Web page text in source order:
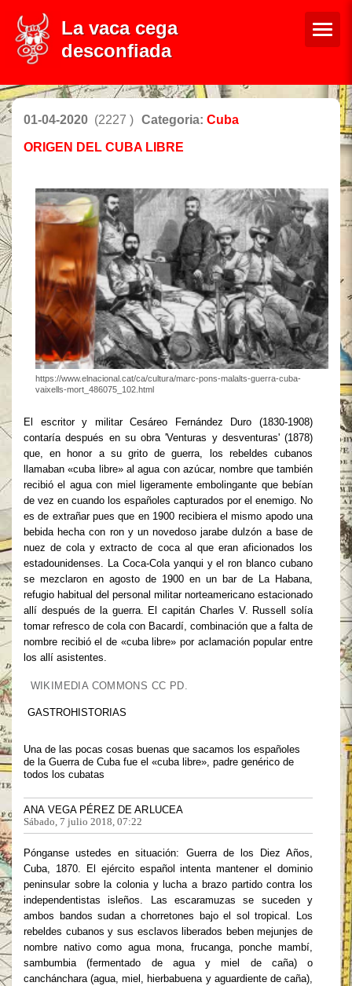
La vaca cega
desconfiada
01-04-2020 (2227 ) Categoria: Cuba
ORIGEN DEL CUBA LIBRE
https://www.elnacional.cat/ca/cultura/marc-pons-malalts-guerra-cuba-
vaixells-mort_486075_102.html
El escritor y militar Cesáreo Fernández Duro (1830-1908)
contaría después en su obra 'Venturas y desventuras' (1878)
que, en honor a su grito de guerra, los rebeldes cubanos
llamaban «cuba libre» al agua con azúcar, nombre que también
recibió el agua con miel ligeramente embolingante que bebían
de vez en cuando los españoles capturados por el enemigo. No
es de extrañar pues que en 1900 recibiera el mismo apodo una
bebida hecha con ron y un novedoso jarabe dulzón a base de
nuez de cola y extracto de coca al que eran aficionados los
estadounidenses. La Coca-Cola yanqui y el ron blanco cubano
se mezclaron en agosto de 1900 en un bar de La Habana,
refugio habitual del personal militar norteamericano estacionado
allí después de la guerra. El capitán Charles V. Russell solía
tomar refresco de cola con Bacardí, combinación que a falta de
nombre recibió el de «cuba libre» por aclamación popular entre
los allí asistentes.
WIKIMEDIA COMMONS CC PD.
GASTROHISTORIAS
Una de las pocas cosas buenas que sacamos los españoles
de la Guerra de Cuba fue el «cuba libre», padre genérico de
todos los cubatas
ANA VEGA PÉREZ DE ARLUCEA
Sábado, 7 julio 2018, 07:22
Pónganse ustedes en situación: Guerra de los Diez Años,
Cuba, 1870. El ejército español intenta mantener el dominio
peninsular sobre la colonia y lucha a brazo partido contra los
independentistas isleños. Las escaramuzas se suceden y
ambos bandos sudan a chorretones bajo el sol tropical. Los
rebeldes cubanos y sus esclavos liberados beben mejunjes de
nombre nativo como agua mona, frucanga, ponche mambí,
sambumbia (fermentado de agua y miel de caña) o
canchánchara (agua, miel, hierbabuena y aguardiente de caña),